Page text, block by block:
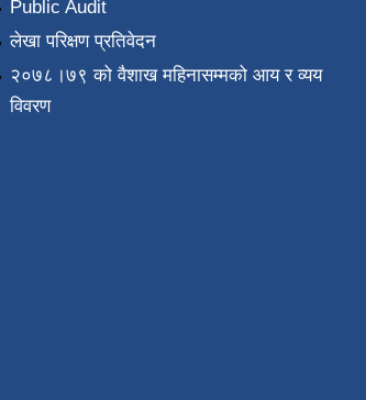
Public Audit
लेखा परिक्षण प्रतिवेदन
२०७८।७९ को वैशाख महिनासम्मको आय र व्यय
विवरण